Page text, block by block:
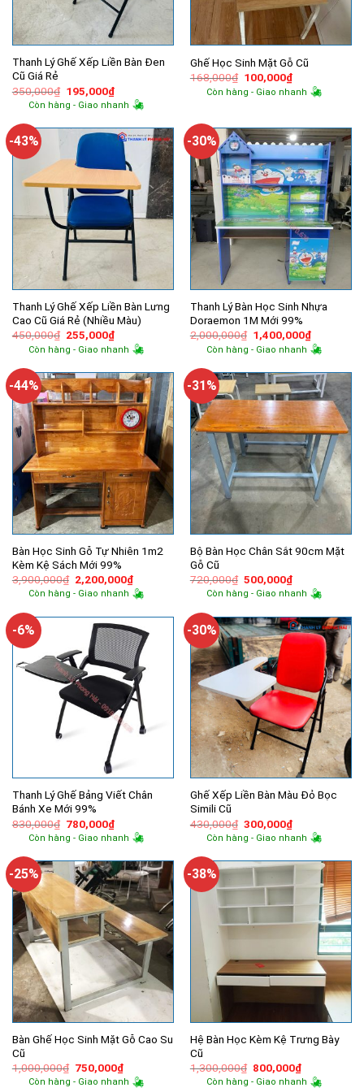
Thanh Lý Ghế Xếp Liền Bàn Đen
Cũ Giá Rẻ
350,000₫ Giá
gốc
là:
195,000₫Giá
hiện
tại
195,000₫.
Còn hàng - Giao nhanh
Ghế Học Sinh Mặt Gỗ Cũ
168,000₫ Giá
gốc
là:
100,000₫Giá
hiện
tại
Còn hàng - Giao nhanh
-43%
Thanh Lý Ghế Xếp Liền Bàn Lưng
Cao Cũ Giá Rẻ (Nhiều Màu)
450,000₫ Giá
gốc
là:
255,000₫Giá
hiện
tại
255,000₫.
Còn hàng - Giao nhanh
-30%
Thanh Lý Bàn Học Sinh Nhựa
Doraemon 1M Mới 99%
2,000,000₫ Giá
gốc
là:
1,400,000₫Giá
hiện
tại
Còn hàng - Giao nhanh
-44%
Bàn Học Sinh Gỗ Tự Nhiên 1m2
Kèm Kệ Sách Mới 99%
3,900,000₫ Giá
gốc
là:
2,200,000₫Giá
hiện
tại
2,200,000₫.
Còn hàng - Giao nhanh
-31%
Bộ Bàn Học Chân Sắt 90cm Mặt
Gỗ Cũ
720,000₫ Giá
gốc
là:
500,000₫Giá
hiện
tại
500,000₫.
Còn hàng - Giao nhanh
-6%
Thanh Lý Ghế Bảng Viết Chân
Bánh Xe Mới 99%
830,000₫ Giá
gốc
là:
780,000₫Giá
hiện
tại
780,000₫.
Còn hàng - Giao nhanh
-30%
Ghế Xếp Liền Bàn Màu Đỏ Bọc
Simili Cũ
430,000₫ Giá
gốc
là:
300,000₫Giá
hiện
tại
300,000₫.
Còn hàng - Giao nhanh
-25%
Bàn Ghế Học Sinh Mặt Gỗ Cao Su
Cũ
1,000,000₫ Giá
gốc
là:
750,000₫Giá
hiện
tại
Còn hàng - Giao nhanh
-38%
Hệ Bàn Học Kèm Kệ Trưng Bày
Cũ
1,300,000₫ Giá
gốc
là:
800,000₫Giá
hiện
tại
Còn hàng - Giao nhanh